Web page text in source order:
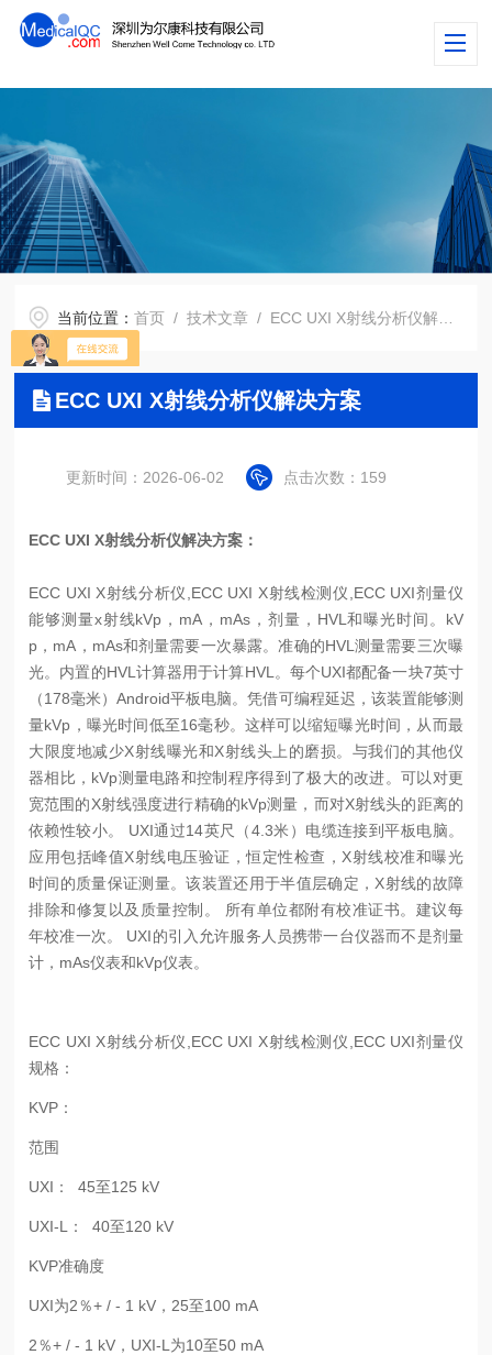
当前位置：首页 /技术文章 / ECC UXI X射线分析仪解决方案
ECC UXI X射线分析仪解决方案
更新时间：2026-06-02 点击次数：159
ECC UXI X射线分析仪解决方案：
ECC UXI X射线分析仪,ECC UXI X射线检测仪,ECC UXI剂量仪
能够测量x射线kVp，mA，mAs，剂量，HVL和曝光时间。kV
p，mA，mAs和剂量需要一次暴露。准确的HVL测量需要三次曝
光。内置的HVL计算器用于计算HVL。每个UXI都配备一块7英寸
（178毫米）Android平板电脑。凭借可编程延迟，该装置能够测
量kVp，曝光时间低至16毫秒。这样可以缩短曝光时间，从而最
大限度地减少X射线曝光和X射线头上的磨损。与我们的其他仪
器相比，kVp测量电路和控制程序得到了极大的改进。可以对更
宽范围的X射线强度进行精确的kVp测量，而对X射线头的距离的
依赖性较小。 UXI通过14英尺（4.3米）电缆连接到平板电脑。
应用包括峰值X射线电压验证，恒定性检查，X射线校准和曝光
时间的质量保证测量。该装置还用于半值层确定，X射线的故障
排除和修复以及质量控制。 所有单位都附有校准证书。建议每
年校准一次。 UXI的引入允许服务人员携带一台仪器而不是剂量
计，mAs仪表和kVp仪表。
ECC UXI X射线分析仪,ECC UXI X射线检测仪,ECC UXI剂量仪
规格：
KVP：
范围
UXI： 45至125 kV
UXI-L： 40至120 kV
KVP准确度
UXI为2％+ / - 1 kV，25至100 mA
2％+ / - 1 kV，UXI-L为10至50 mA